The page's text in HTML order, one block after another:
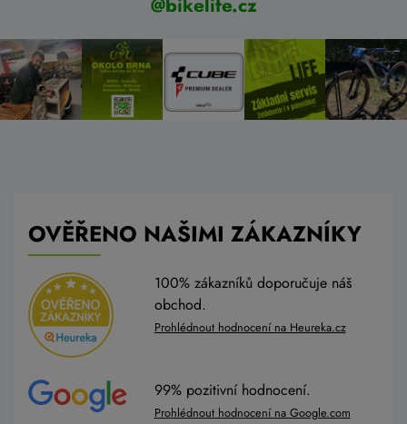
OVĚŘENO NAŠIMI ZÁKAZNÍKY
100% zákazníků doporučuje náš
obchod.
Prohlédnout hodnocení na Heureka.cz
99% pozitivní hodnocení.
Prohlédnout hodnocení na Google.com